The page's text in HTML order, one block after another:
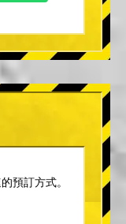
預訂方式。